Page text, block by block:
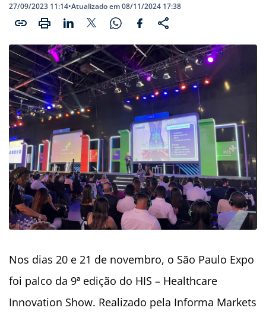
27/09/2023 11:14•Atualizado em 08/11/2024 17:38
Nos dias 20 e 21 de novembro, o São Paulo Expo
foi palco da 9ª edição do HIS – Healthcare
Innovation Show. Realizado pela Informa Markets